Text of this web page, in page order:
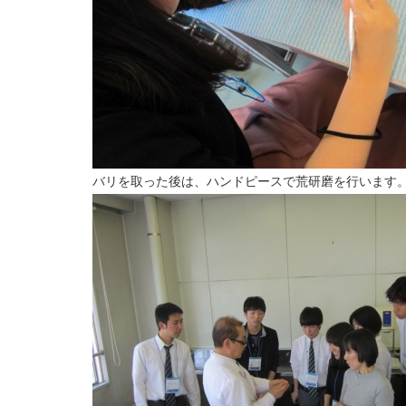
バリを取った後は、ハンドピースで荒研磨を行います